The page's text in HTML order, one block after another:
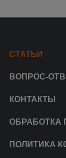
СТАТЬИ
ВОПРОС-
КОНТАКТЫ
ОБРАБОТКА
ПОЛИТИКА